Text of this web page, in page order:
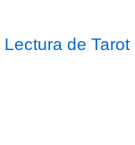
Lectura de Tarot